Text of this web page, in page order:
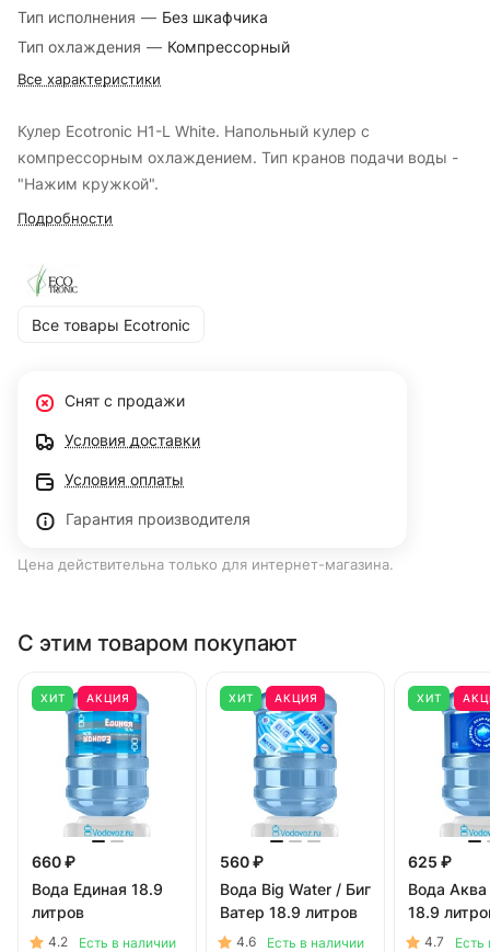
Тип исполнения — Без шкафчика
Тип охлаждения — Компрессорный
Все характеристики
Кулер Ecotronic H1-L White. Напольный кулер с
компрессорным охлаждением. Тип кранов подачи воды -
"Нажим кружкой".
Подробности
Все товары Ecotronic
Снят с продажи
Условия доставки
Условия оплаты
Гарантия производителя
Цена действительна только для интернет-магазина.
С этим товаром покупают
ХИТ АКЦИЯ
660 ₽
Вода Единая 18.9
литров
4.2
Есть в наличии
ХИТ АКЦИЯ
560 ₽
Вода Big Water / Биг
Ватер 18.9 литров
4.6
Есть в наличии
ХИТ
625 ₽
Вода
18.9
4.7
Есть